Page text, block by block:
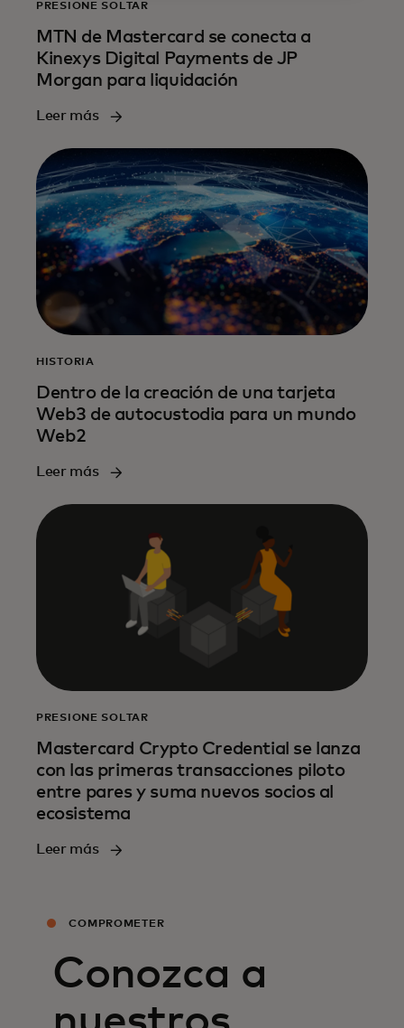
PRESIONE SOLTAR
MTN de Mastercard se conecta a
Kinexys Digital Payments de JP
Morgan para liquidación
Leer más
HISTORIA
Dentro de la creación de una tarjeta
Web3 de autocustodia para un mundo
Web2
Leer más
PRESIONE SOLTAR
Mastercard Crypto Credential se lanza
con las primeras transacciones piloto
entre pares y suma nuevos socios al
ecosistema
Leer más
COMPROMETER
Conozca a